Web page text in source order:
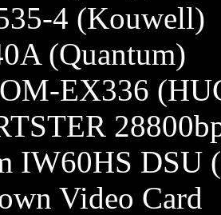
4 (Kouwell)
(Quantum)
EX336
IW60HS DSU
Video Card